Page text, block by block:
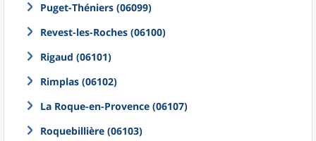
Puget-Théniers (06099)
Revest-les-Roches (06100)
Rigaud (06101)
Rimplas (06102)
La Roque-en-Provence (06107)
Roquebillière (06103)